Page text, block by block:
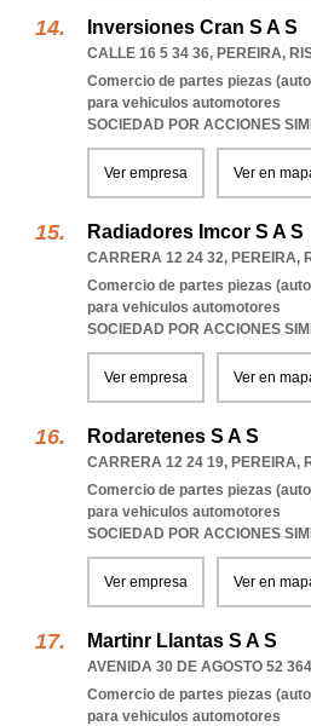
Inversiones Cran S A S
CALLE 16 5 34 36, PEREIRA,
Comercio de partes piezas
para vehiculos automotores
SOCIEDAD POR ACCIONES
Ver empresa Ver en
Radiadores Imcor S A S
CARRERA 12 24 32, PEREIRA,
Comercio de partes piezas
para vehiculos automotores
SOCIEDAD POR ACCIONES
Ver empresa Ver en
Rodaretenes S A S
CARRERA 12 24 19, PEREIRA,
Comercio de partes piezas
para vehiculos automotores
SOCIEDAD POR ACCIONES
Ver empresa Ver en
Martinr Llantas S A S
AVENIDA 30 DE AGOSTO 52 364
Comercio de partes piezas
para vehiculos automotores